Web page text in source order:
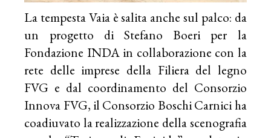
La tempesta Vaia è salita anche sul palco: da
un progetto di Stefano Boeri per la
Fondazione INDA in collaborazione con la
rete delle imprese della Filiera del legno
FVG e dal coordinamento del Consorzio
Innova FVG, il Consorzio Boschi Carnici ha
coadiuvato la realizzazione della scenografia